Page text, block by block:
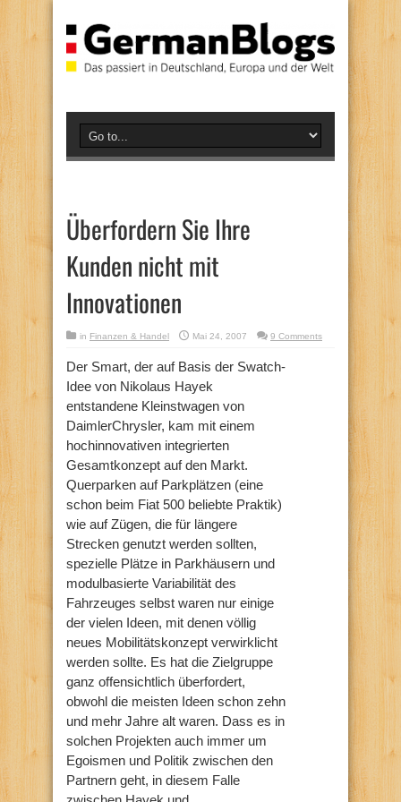
Überfordern Sie Ihre
Kunden nicht mit
Innovationen
in Finanzen & Handel Mai 24, 2007 9 Comments
Der Smart, der auf Basis der Swatch-
Idee von Nikolaus Hayek
entstandene Kleinstwagen von
DaimlerChrysler, kam mit einem
hochinnovativen integrierten
Gesamtkonzept auf den Markt.
Querparken auf Parkplätzen (eine
schon beim Fiat 500 beliebte Praktik)
wie auf Zügen, die für längere
Strecken genutzt werden sollten,
spezielle Plätze in Parkhäusern und
modulbasierte Variabilität des
Fahrzeuges selbst waren nur einige
der vielen Ideen, mit denen völlig
neues Mobilitätskonzept verwirklicht
werden sollte. Es hat die Zielgruppe
ganz offensichtlich überfordert,
obwohl die meisten Ideen schon zehn
und mehr Jahre alt waren. Dass es in
solchen Projekten auch immer um
Egoismen und Politik zwischen den
Partnern geht, in diesem Falle